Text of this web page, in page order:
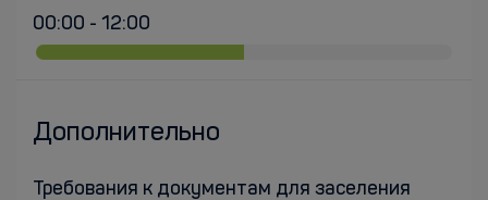
00:00 - 12:00
Дополнительно
Требования к документам для заселения